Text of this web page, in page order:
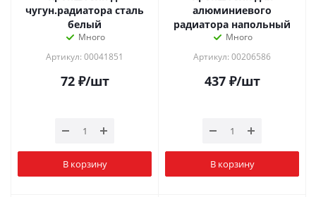
чугун.радиатора сталь
белый
Много
Артикул: 00041851
72₽/шт
В корзину
алюминиевого
радиатора напольный
Много
Артикул: 00206586
437₽/шт
В корзину